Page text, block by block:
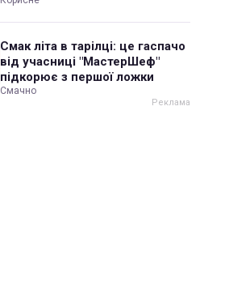
Смак літа в тарілці: це гаспачо
від учасниці "МастерШеф"
підкорює з першої ложки
Смачно